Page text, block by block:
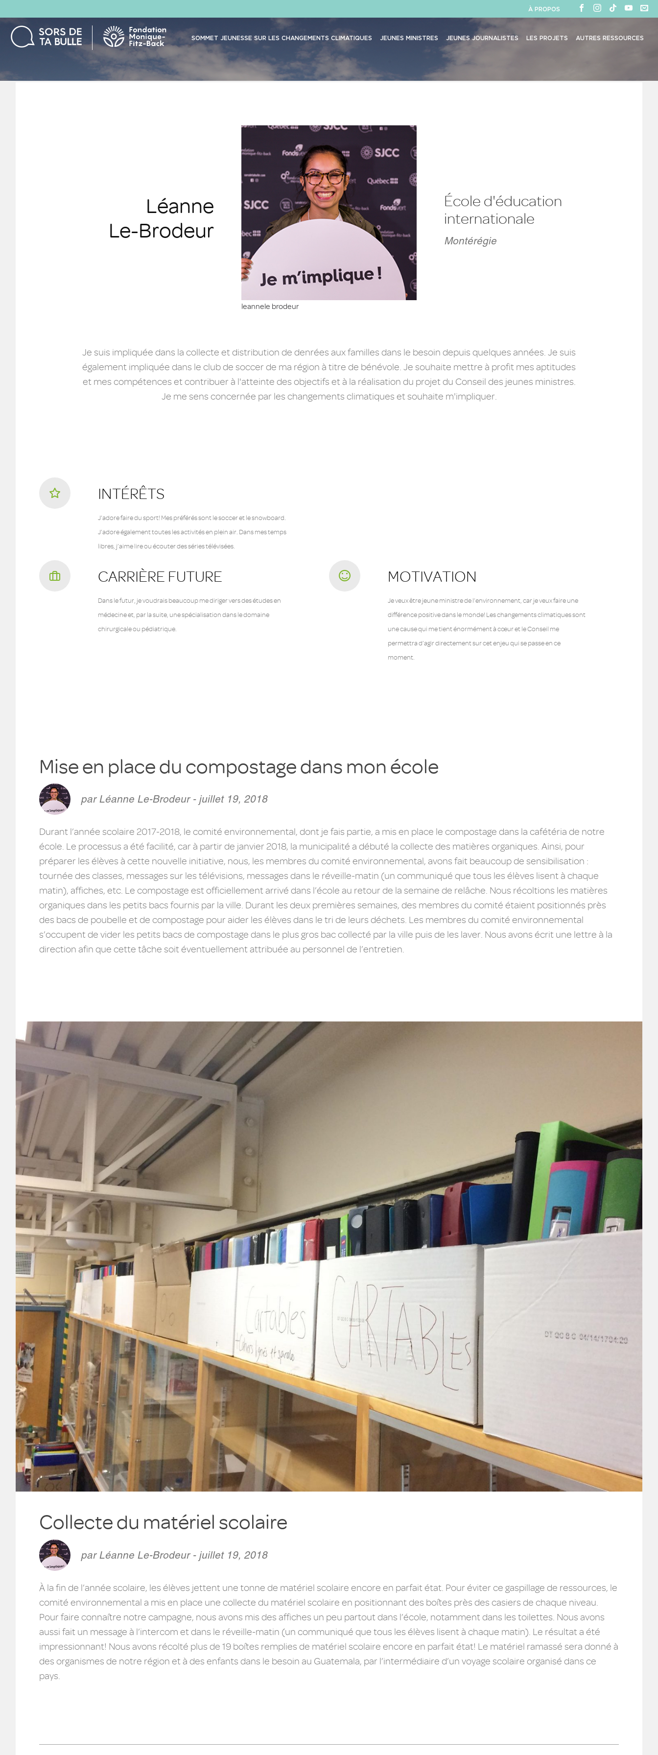
À PROPOS
SOMMET JEUNESSE SUR LES CHANGEMENTS CLIMATIQUES JEUNES MINISTRES JEUNES JOURNALISTES LES PROJETS AUTRES RESSOURCES
Léanne
Le-Brodeur
leannele brodeur
École d'éducation
internationale
Montérégie
Je suis impliquée dans la collecte et distribution de denrées aux familles dans le besoin depuis quelques années. Je suis
également impliquée dans le club de soccer de ma région à titre de bénévole. Je souhaite mettre à profit mes aptitudes
et mes compétences et contribuer à l'atteinte des objectifs et à la réalisation du projet du Conseil des jeunes ministres.
Je me sens concernée par les changements climatiques et souhaite m'impliquer.
INTÉRÊTS
J’adore faire du sport! Mes préférés sont le soccer et le snowboard.
J’adore également toutes les activités en plein air. Dans mes temps
libres, j’aime lire ou écouter des séries télévisées.
CARRIÈRE FUTURE
Dans le futur, je voudrais beaucoup me diriger vers des études en
médecine et, par la suite, une spécialisation dans le domaine
chirurgicale ou pédiatrique.
MOTIVATION
Je veux être jeune ministre de l’environnement, car je veux faire une
différence positive dans le monde! Les changements climatiques sont
une cause qui me tient énormément à cœur et le Conseil me
permettra d’agir directement sur cet enjeu qui se passe en ce
moment.
Mise en place du compostage dans mon école
par Léanne Le-Brodeur - juillet 19, 2018
Durant l’année scolaire 2017-2018, le comité environnemental, dont je fais partie, a mis en place le compostage dans la cafétéria de notre
école. Le processus a été facilité, car à partir de janvier 2018, la municipalité a débuté la collecte des matières organiques. Ainsi, pour
préparer les élèves à cette nouvelle initiative, nous, les membres du comité environnemental, avons fait beaucoup de sensibilisation :
tournée des classes, messages sur les télévisions, messages dans le réveille-matin (un communiqué que tous les élèves lisent à chaque
matin), affiches, etc. Le compostage est officiellement arrivé dans l’école au retour de la semaine de relâche. Nous récoltions les matières
organiques dans les petits bacs fournis par la ville. Durant les deux premières semaines, des membres du comité étaient positionnés près
des bacs de poubelle et de compostage pour aider les élèves dans le tri de leurs déchets. Les membres du comité environnemental
s’occupent de vider les petits bacs de compostage dans le plus gros bac collecté par la ville puis de les laver. Nous avons écrit une lettre à la
direction afin que cette tâche soit éventuellement attribuée au personnel de l’entretien.
Collecte du matériel scolaire
par Léanne Le-Brodeur - juillet 19, 2018
À la fin de l’année scolaire, les élèves jettent une tonne de matériel scolaire encore en parfait état. Pour éviter ce gaspillage de ressources, le
comité environnemental a mis en place une collecte du matériel scolaire en positionnant des boîtes près des casiers de chaque niveau.
Pour faire connaître notre campagne, nous avons mis des affiches un peu partout dans l’école, notamment dans les toilettes. Nous avons
aussi fait un message à l’intercom et dans le réveille-matin (un communiqué que tous les élèves lisent à chaque matin). Le résultat a été
impressionnant! Nous avons récolté plus de 19 boîtes remplies de matériel scolaire encore en parfait état! Le matériel ramassé sera donné à
des organismes de notre région et à des enfants dans le besoin au Guatemala, par l’intermédiaire d’un voyage scolaire organisé dans ce
pays.